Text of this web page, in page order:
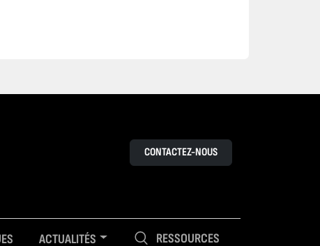
CONTACTEZ-NOUS
ACTUALITÉS RESSOURCES